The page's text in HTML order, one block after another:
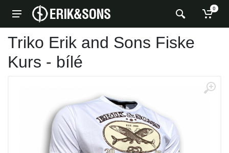
0
Triko Erik and Sons Fiske
Kurs - bílé